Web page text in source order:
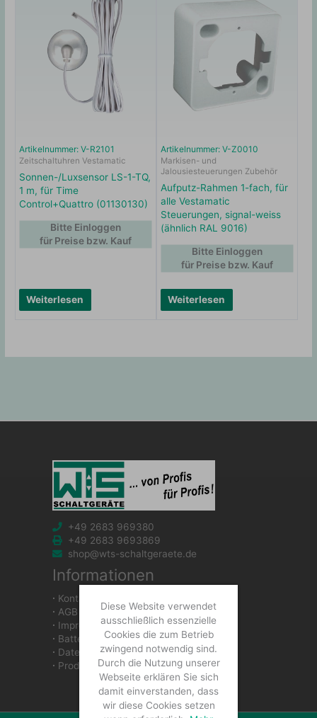
Artikelnummer: V-R2101
Zeitschaltuhren Vestamatic
Sonnen-/Luxsensor LS-1-TQ,
1 m, für Time
Control+Quattro (01130130)
Weiterlesen
Bitte Einloggen
für Preise bzw. Kauf
Artikelnummer: V-Z0010
Markisen- und
Jalousiesteuerungen Zubehör
Aufputz-Rahmen 1-fach, für
alle Vestamatic
Steuerungen, signal-weiss
(ähnlich RAL 9016)
Weiterlesen
Bitte Einloggen
für Preise bzw. Kauf
+49 2683 969380
+49 2683 9693869
shop@wts-schaltgeraete.de
Informationen
∙ Kontakt
∙ AGB
∙ Impressum
∙ Batteriegesetzhinweise
∙ Datenschutzerklärung
∙ Produkte
Diese Website verwendet
ausschließlich essenzielle
Cookies die zum Betrieb
zwingend notwendig sind.
Durch die Nutzung unserer
Webseite erklären Sie sich
damit einverstanden, dass
wir diese Cookies setzen